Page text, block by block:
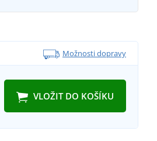
Možnosti dopravy
VLOŽIT DO KOŠÍKU